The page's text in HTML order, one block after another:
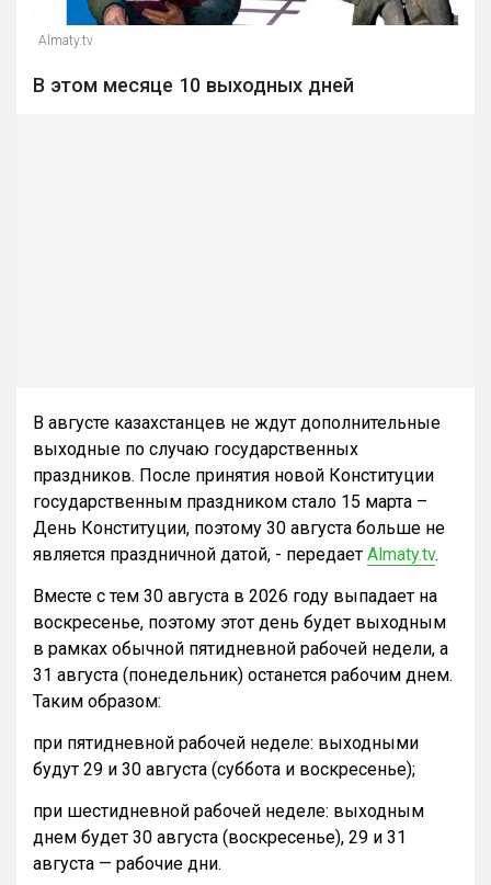
Almaty.tv
В этом месяце 10 выходных дней
В августе казахстанцев не ждут дополнительные
выходные по случаю государственных
праздников. После принятия новой Конституции
государственным праздником стало 15 марта –
День Конституции, поэтому 30 августа больше не
является праздничной датой, - передает Almaty.tv.
Вместе с тем 30 августа в 2026 году выпадает на
воскресенье, поэтому этот день будет выходным
в рамках обычной пятидневной рабочей недели, а
31 августа (понедельник) останется рабочим днем.
Таким образом:
при пятидневной рабочей неделе: выходными
будут 29 и 30 августа (суббота и воскресенье);
при шестидневной рабочей неделе: выходным
днем будет 30 августа (воскресенье), 29 и 31
августа — рабочие дни.